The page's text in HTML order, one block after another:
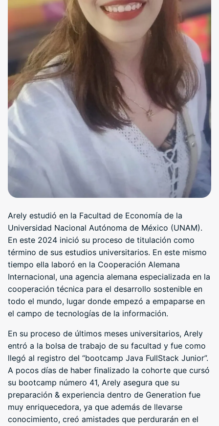
Arely estudió en la Facultad de Economía de la
Universidad Nacional Autónoma de México (UNAM).
En este 2024 inició su proceso de titulación como
término de sus estudios universitarios. En este mismo
tiempo ella laboró en la Cooperación Alemana
Internacional, una agencia alemana especializada en la
cooperación técnica para el desarrollo sostenible en
todo el mundo, lugar donde empezó a empaparse en
el campo de tecnologías de la información.
En su proceso de últimos meses universitarios, Arely
entró a la bolsa de trabajo de su facultad y fue como
llegó al registro del “bootcamp Java FullStack Junior”.
A pocos días de haber finalizado la cohorte que cursó
su bootcamp número 41, Arely asegura que su
preparación & experiencia dentro de Generation fue
muy enriquecedora, ya que además de llevarse
conocimiento, creó amistades que perdurarán en el